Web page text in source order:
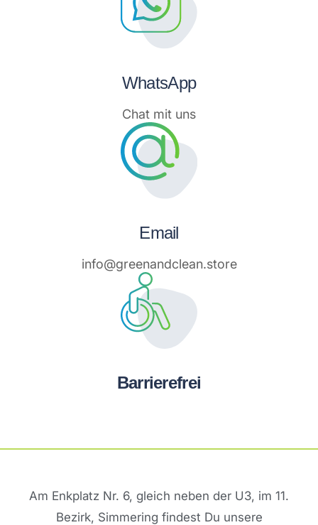
WhatsApp
Chat mit uns
Email
info@greenandclean.store
Barrierefrei
Am Enkplatz Nr. 6, gleich neben der U3, im 11.
Bezirk, Simmering findest Du unsere